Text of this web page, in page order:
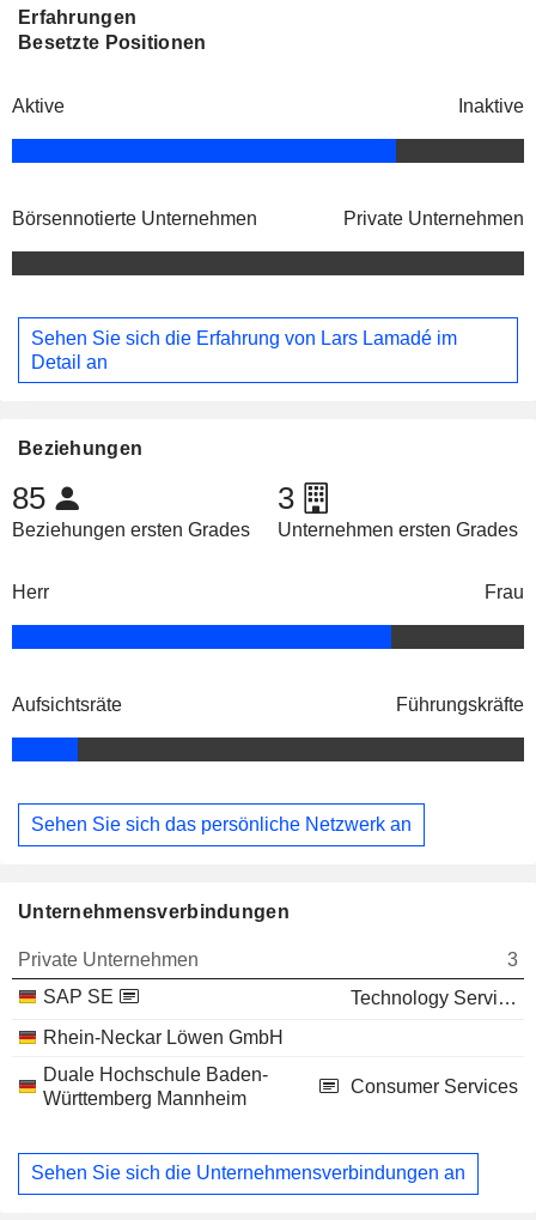
Erfahrungen
Besetzte Positionen
Aktive Inaktive
Börsennotierte Unternehmen Private Unternehmen
Sehen Sie sich die Erfahrung von Lars Lamadé im
Detail an
Beziehungen
85
Beziehungen ersten Grades
3
Unternehmen ersten Grades
Herr Frau
Aufsichtsräte Führungskräfte
Sehen Sie sich das persönliche Netzwerk an
Unternehmensverbindungen
Private Unternehmen
3
SAP SE
Technology Services
Rhein-Neckar Löwen GmbH
Duale Hochschule Baden-
Württemberg Mannheim
Consumer Services
Sehen Sie sich die Unternehmensverbindungen an